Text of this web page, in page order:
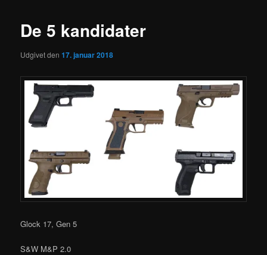
De 5 kandidater
Udgivet den17. januar 2018
Glock 17, Gen 5
S&W M&P 2.0